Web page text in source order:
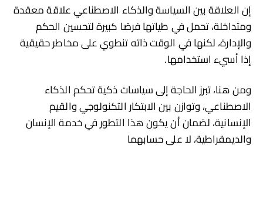
إن العلاقة بين السياسة والذكاء الاصطناعي علاقة معقدة
ومتداخلة، تحمل في طياتها فرصًا كبيرة لتحسين الحكم
والإدارة، لكنها في الوقت ذاته تنطوي على مخاطر حقيقية
إذا أسيء استخدامها.
ومن هنا، تبرز الحاجة إلى سياسات ذكية تحكم الذكاء
الاصطناعي، وتوازن بين الابتكار التكنولوجي والقيم
الإنسانية، لضمان أن يكون هذا التطور في خدمة الإنسان
والديمقراطية، لا على حسابهما